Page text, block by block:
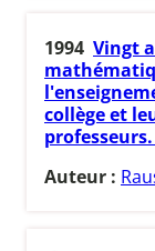
1994 Vingt
collège et
professeurs.
Auteur :